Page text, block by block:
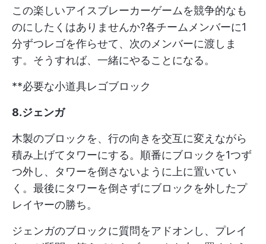
この楽しいアイスブレーカーゲームを競争的なも
のにしたくはありませんか?各チームメンバーに1
分ずつレゴを作らせて、次のメンバーに渡しま
す。そうすれば、一緒にやることになる。
**必要な小道具レゴブロック
8.ジェンガ
木製のブロックを、行の向きを交互に変えながら
積み上げてタワーにする。順番にブロックを1つず
つ外し、タワーを倒さないように上に置いてい
く。最後にタワーを倒さずにブロックを外したプ
レイヤーの勝ち。
ジェンガのブロックに質問をアドオンし、プレイ